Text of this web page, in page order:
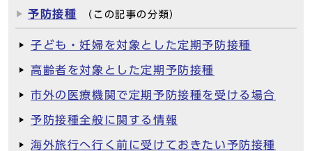
予防接種 （この記事の分類）
子ども・妊婦を対象とした定期予防接種
高齢者を対象とした定期予防接種
市外の医療機関で定期予防接種を受ける場合
予防接種全般に関する情報
海外旅行へ行く前に受けておきたい予防接種